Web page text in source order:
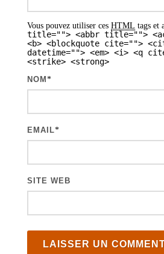
Vous pouvez utiliser ces HTML tags et
title=""> <abbr title="">
<b> <blockquote cite="">
datetime=""> <em> <i> <q
<strike> <strong>
NOM *
EMAIL*
SITE WEB